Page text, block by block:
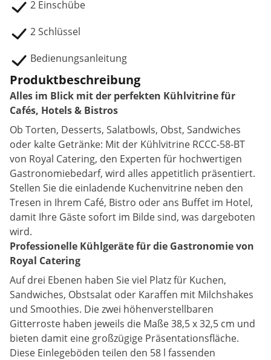
2 Einschübe
2 Schlüssel
Bedienungsanleitung
Produktbeschreibung
Alles im Blick mit der perfekten Kühlvitrine für
Cafés, Hotels & Bistros
Ob Torten, Desserts, Salatbowls, Obst, Sandwiches
oder kalte Getränke: Mit der Kühlvitrine RCCC-58-BT
von Royal Catering, den Experten für hochwertigen
Gastronomiebedarf, wird alles appetitlich präsentiert.
Stellen Sie die einladende Kuchenvitrine neben den
Tresen in Ihrem Café, Bistro oder ans Buffet im Hotel,
damit Ihre Gäste sofort im Bilde sind, was dargeboten
wird.
Professionelle Kühlgeräte für die Gastronomie von
Royal Catering
Auf drei Ebenen haben Sie viel Platz für Kuchen,
Sandwiches, Obstsalat oder Karaffen mit Milchshakes
und Smoothies. Die zwei höhenverstellbaren
Gitterroste haben jeweils die Maße 38,5 x 32,5 cm und
bieten damit eine großzügige Präsentationsfläche.
Diese Einlegeböden teilen den 58 l fassenden